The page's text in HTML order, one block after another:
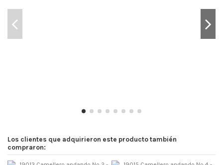
Los clientes que adquirieron este producto también
compraron: